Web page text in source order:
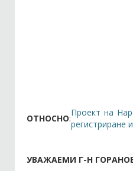
ОТНОСНО:
Проект на
регистриране
УВАЖАЕМИ Г-Н